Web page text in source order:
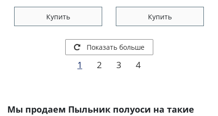
Купить Купить
Показать больше
1 2 3 4
Мы продаем Пыльник полуоси на такие